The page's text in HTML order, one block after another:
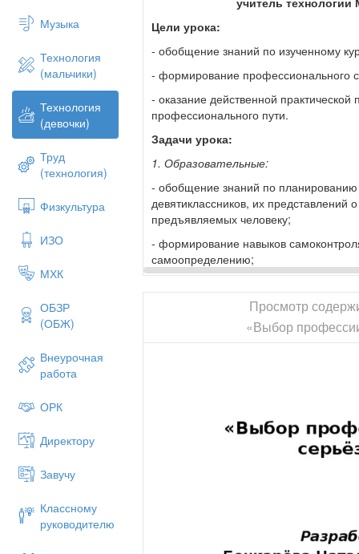
Музыка
Технология
(мальчики)
Технология
(девочки)
Труд
(технология)
Физкультура
ИЗО
МХК
ОБЗР
(ОБЖ)
Внеурочная
работа
ОРК
Директору
Завучу
Классному
руководителю
Цели урока:
- обобщение знаний по изученному
- формирование профессионального
- оказание действенной
профессионального пути.
Задачи урока:
1. Образовательные:
- обобщение знаний по
девятиклассников, их
предъявляемых человеку;
- формирование навыков
самоопределению;
- развивать навыки учащихся по
жизненного пути и помочь им в
Оборудование: доска, компьютер,
План-
Просмотр
«Выбор